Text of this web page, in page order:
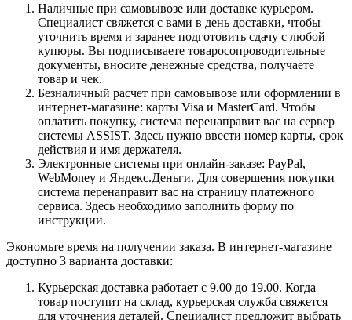
Наличные при самовывозе или доставке курьером.
Специалист свяжется с вами в день доставки, чтобы
уточнить время и заранее подготовить сдачу с любой
купюры. Вы подписываете товаросопроводительные
документы, вносите денежные средства, получаете
товар и чек.
Безналичный расчет при самовывозе или оформлении в
интернет-магазине: карты Visa и MasterCard. Чтобы
оплатить покупку, система перенаправит вас на сервер
системы ASSIST. Здесь нужно ввести номер карты, срок
действия и имя держателя.
Электронные системы при онлайн-заказе: PayPal,
WebMoney и Яндекс.Деньги. Для совершения покупки
система перенаправит вас на страницу платежного
сервиса. Здесь необходимо заполнить форму по
инструкции.
Экономьте время на получении заказа. В интернет-магазине
доступно 3 варианта доставки:
Курьерская доставка работает с 9.00 до 19.00. Когда
товар поступит на склад, курьерская служба свяжется
для уточнения деталей. Специалист предложит выбрать